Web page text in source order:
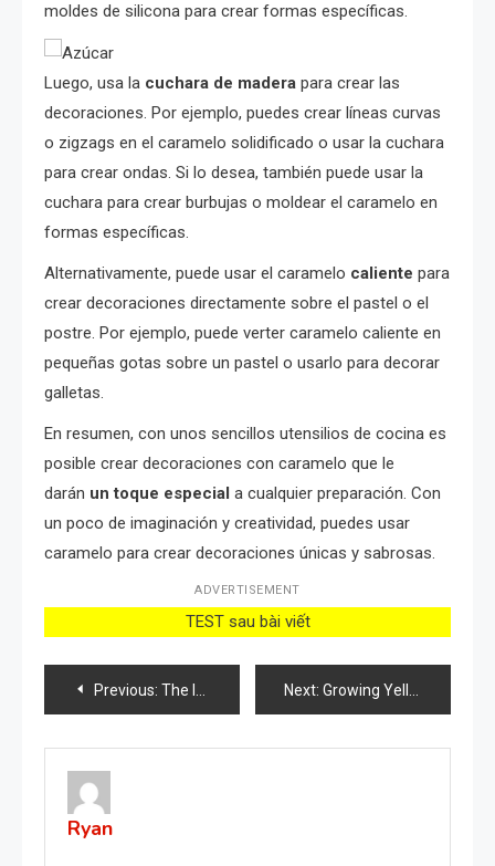
moldes de silicona para crear formas específicas.
Luego, usa la cuchara de madera para crear las
decoraciones. Por ejemplo, puedes crear líneas curvas
o zigzags en el caramelo solidificado o usar la cuchara
para crear ondas. Si lo desea, también puede usar la
cuchara para crear burbujas o moldear el caramelo en
formas específicas.
Alternativamente, puede usar el caramelo caliente para
crear decoraciones directamente sobre el pastel o el
postre. Por ejemplo, puede verter caramelo caliente en
pequeñas gotas sobre un pastel o usarlo para decorar
galletas.
En resumen, con unos sencillos utensilios de cocina es
posible crear decoraciones con caramelo que le
darán un toque especial a cualquier preparación. Con
un poco de imaginación y creatividad, puedes usar
caramelo para crear decoraciones únicas y sabrosas.
ADVERTISEMENT
TEST sau bài viết
Post
navigation
Previous: The Ingredient You Should Use to Water Your Orchids for Blooming Next: Growing Yellow Chrysanthemums from Branches with Bananas: A Quick and Easy Blooming Experience
Ryan